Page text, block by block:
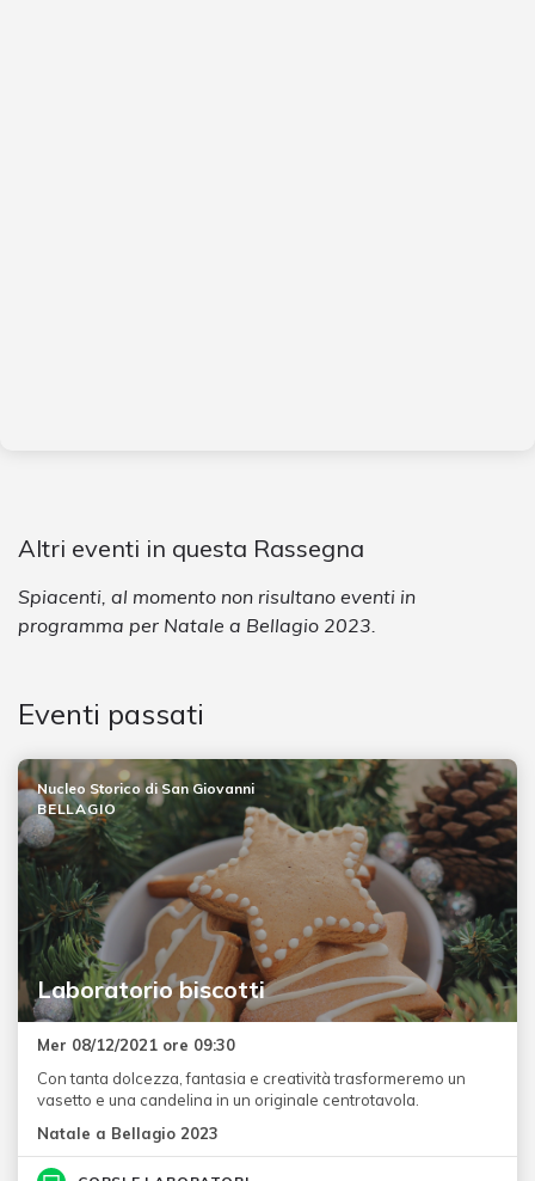
Altri eventi in questa Rassegna
Spiacenti, al momento non risultano eventi in
programma per Natale a Bellagio 2023.
Eventi passati
Laboratorio biscotti
Nucleo Storico di San Giovanni
BELLAGIO
Mer 08/12/2021 ore 09:30
Con tanta dolcezza, fantasia e creatività trasformeremo un
vasetto e una candelina in un originale centrotavola.
Natale a Bellagio 2023